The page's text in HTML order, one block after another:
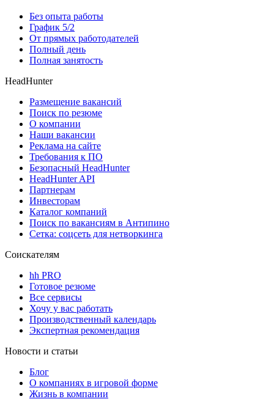
Без опыта работы
График 5/2
От прямых работодателей
Полный день
Полная занятость
HeadHunter
Размещение вакансий
Поиск по резюме
О компании
Наши вакансии
Реклама на сайте
Требования к ПО
Безопасный HeadHunter
HeadHunter API
Партнерам
Инвесторам
Каталог компаний
Поиск по вакансиям в Антипино
Сетка: соцсеть для нетворкинга
Соискателям
hh PRO
Готовое резюме
Все сервисы
Хочу у вас работать
Производственный календарь
Экспертная рекомендация
Новости и статьи
Блог
О компаниях в игровой форме
Жизнь в компании